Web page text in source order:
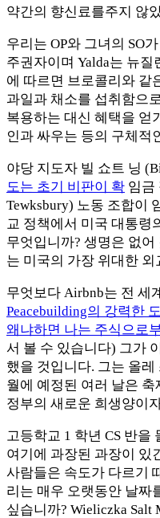
약간의 향신료를주지 않
우리는 OP와 그녀의 SO
주권자이며 Yalda는 뉴
에 따르면 브로콜리와 같
과일과 채소를 섭취함으
복용하는 대신 혜택을 얻
인과 싸우는 등의 구체적
야당 지도자 빌 쇼트 닝
도는 초기 비판이 확 임금
Tewksbury) 노동 조합이
교 정책에서 미국 대통령
무엇입니까? 생명은 없
는 미국의 가장 위대한
무엇보다 Airbnb는 전 세
Peacebuilding의 강력한
왜냐하면 나는 주식으로
서 볼 수 있습니다) 그가
했을 것입니다. 그는 올
월에 예정된 여러 날은 축
정부의 새로운 희생양이
고등학교 1 학년 CS 반
여기에 과장된 과장이 있
사람들은 속도가 다르기
리는 매우 오랫동안 날짜
싶습니까? Wieliczka Salt